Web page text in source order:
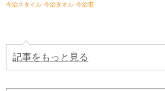
今治スタイル 今治タオル 今治市
記事をもっと見る